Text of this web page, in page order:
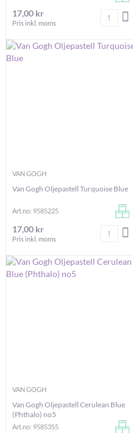
17,00 kr
Pris inkl. moms
Antal
VAN GOGH
Van Gogh Oljepastell Turquoise Blue
Art.no: 9585225
17,00 kr
Pris inkl. moms
Antal
VAN GOGH
Van Gogh Oljepastell Cerulean Blue
(Phthalo) no5
Art.no: 9585355